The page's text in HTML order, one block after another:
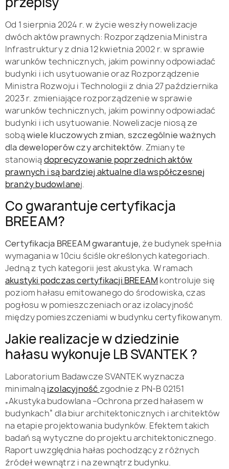
Od 1 sierpnia 2024 r. w życie weszły nowelizacje
dwóch aktów prawnych: Rozporządzenia Ministra
Infrastruktury z dnia 12 kwietnia 2002 r. w sprawie
warunków technicznych, jakim powinny odpowiadać
budynki i ich usytuowanie oraz Rozporządzenie
Ministra Rozwoju i Technologii z dnia 27 października
2023 r. zmieniające rozporządzenie w sprawie
warunków technicznych, jakim powinny odpowiadać
budynki i ich usytuowanie. Nowelizacje niosą ze
sobąwiele kluczowych zmian, szczególnie ważnych
dla deweloperów czy architektów. Zmiany te
stanowiądoprecyzowanie poprzednich aktów
prawnych i są bardziej aktualne dla współczesnej
branży budowlanej.
Co gwarantuje certyfikacja
BREEAM?
Certyfikacja BREEAM gwarantuje, że budynek spełnia
wymagania w 10ciu ściśle określonych kategoriach.
Jedną z tych kategorii jest akustyka. W ramach
akustyki podczas certyfikacji BREEAM kontroluje się
poziom hałasu emitowanego do środowiska, czas
pogłosu w pomieszczeniach oraz izolacyjność
między pomieszczeniami w budynku certyfikowanym.
Jakie realizacje w dziedzinie
hałasu wykonuje LB SVANTEK ?
Laboratorium Badawcze SVANTEK wyznacza
minimalnąizolacyjność zgodnie z PN-B 02151
„Akustyka budowlana –Ochrona przed hałasem w
budynkach” dla biur architektonicznych i architektów
na etapie projektowania budynków. Efektem takich
badań są wytyczne do projektu architektonicznego.
Raport uwzględnia hałas pochodzący z różnych
źródeł wewnątrz i na zewnątrz budynku.